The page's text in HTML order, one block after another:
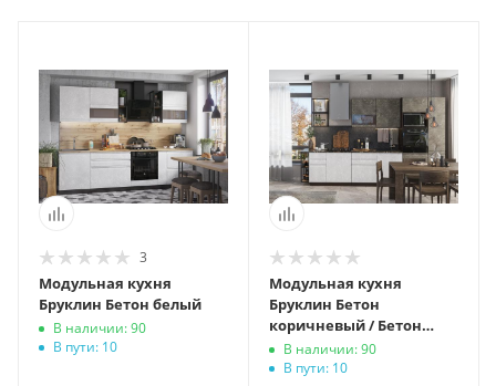
3
Модульная кухня
Бруклин Бетон белый
В наличии: 90
В пути: 10
Модульная кухня
Бруклин Бетон
коричневый / Бетон
белый
В наличии: 90
В пути: 10